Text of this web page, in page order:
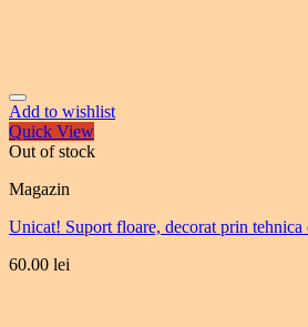
Add to wishlist
Quick View
Out of stock
Magazin
Unicat! Suport floare, decorat prin tehnica
60.00 lei